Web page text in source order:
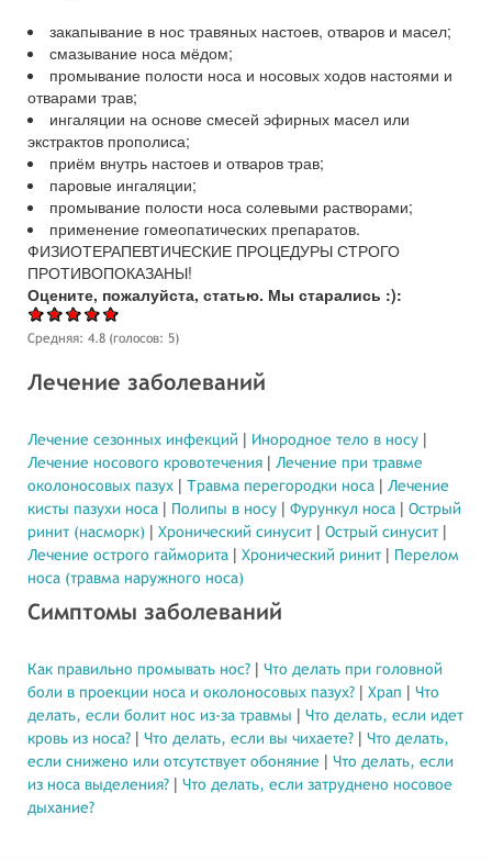
закапывание в нос травяных настоев, отваров и масел;
смазывание носа мёдом;
промывание полости носа и носовых ходов настоями и
отварами трав;
ингаляции на основе смесей эфирных масел или
экстрактов прополиса;
приём внутрь настоев и отваров трав;
паровые ингаляции;
промывание полости носа солевыми растворами;
применение гомеопатических препаратов.
ФИЗИОТЕРАПЕВТИЧЕСКИЕ ПРОЦЕДУРЫ СТРОГО
ПРОТИВОПОКАЗАНЫ!
Оцените, пожалуйста, статью. Мы старались :):
Средняя: 4.8 (голосов: 5)
Лечение заболеваний
Лечение сезонных инфекций
Инородное тело в носу
Лечение носового кровотечения
Лечение при травме
околоносовых пазух
Травма перегородки носа
Лечение
кисты пазухи носа
Полипы в носу Фурункул носа
Острый
ринит (насморк)
Хронический синусит
Острый синусит
Лечение острого гайморита
Хронический ринит
Перелом
носа (травма наружного носа)
Симптомы заболеваний
Как правильно промывать нос?
Что делать при головной
боли в проекции носа и околоносовых пазух?
Храп
Что
делать, если болит нос из-за травмы
Что делать, если идет
кровь из носа?
Что делать, если вы чихаете?
Что делать,
если снижено или отсутствует обоняние
Что делать, если
из носа выделения?
Что делать, если затруднено носовое
дыхание?